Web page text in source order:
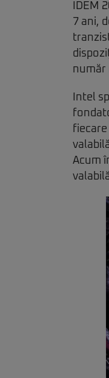
IDEM
7 ani,
număr
Intel
Acum